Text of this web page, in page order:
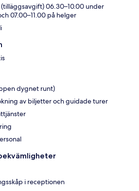
06.30–10.00 under
07.00–11.00 på helger
dygnet runt)
av biljetter och guidade turer
i receptionen